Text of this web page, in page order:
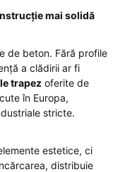
mai solidă
de beton. Fără profile
a clădirii ar fi
trapez oferite de
în Europa,
stricte.
estetice, ci
distribuie